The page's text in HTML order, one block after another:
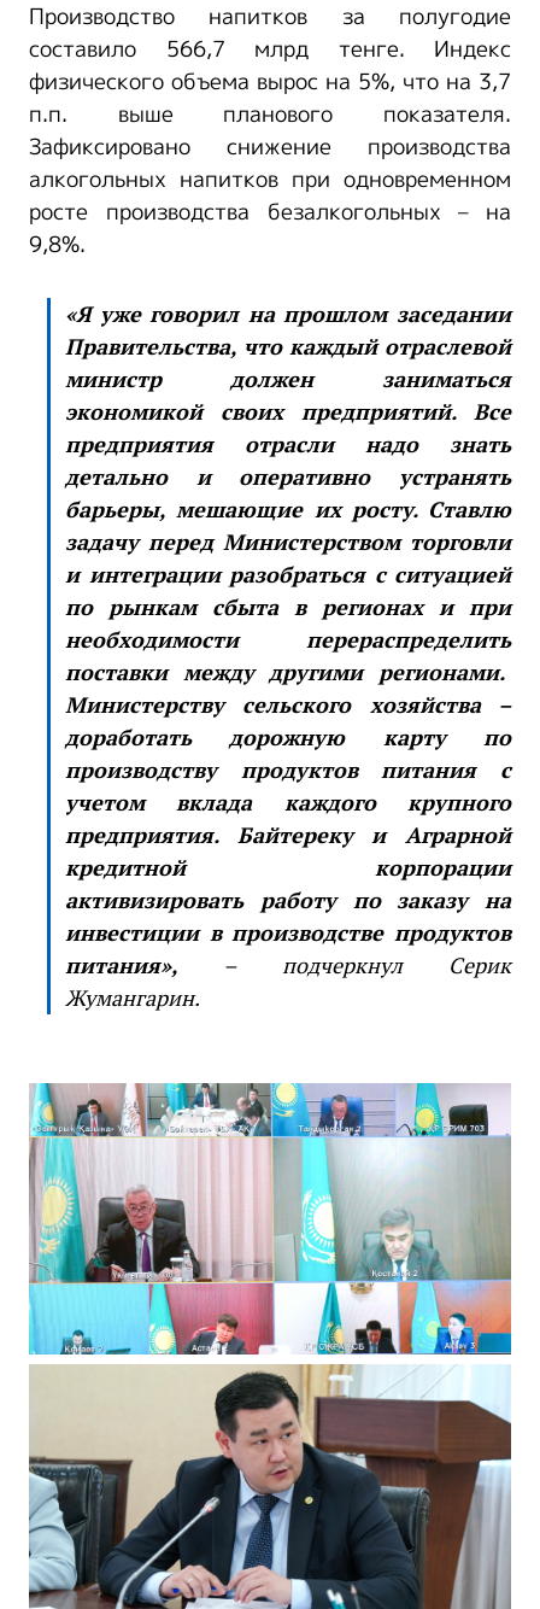
Производство напитков за полугодие
составило 566,7 млрд тенге. Индекс
физического объема вырос на 5%, что на 3,7
п.п. выше планового показателя.
Зафиксировано снижение производства
алкогольных напитков при одновременном
росте производства безалкогольных – на
9,8%.
«Я уже говорил на прошлом заседании
Правительства, что каждый отраслевой
министр должен заниматься
экономикой своих предприятий. Все
предприятия отрасли надо знать
детально и оперативно устранять
барьеры, мешающие их росту. Ставлю
задачу перед Министерством торговли
и интеграции разобраться с ситуацией
по рынкам сбыта в регионах и при
необходимости перераспределить
поставки между другими регионами.
Министерству сельского хозяйства –
доработать дорожную карту по
производству продуктов питания с
учетом вклада каждого крупного
предприятия. Байтереку и Аграрной
кредитной корпорации
активизировать работу по заказу на
инвестиции в производстве продуктов
питания», – подчеркнул Серик
Жумангарин.